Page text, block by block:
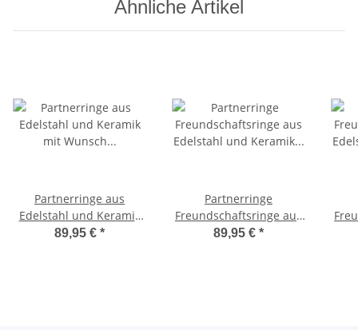
Ähnliche Artikel
Partnerringe aus
Edelstahl und Keramik
mit Wunsch Lasergravur
89,95 € *
Partnerringe
Freundschaftsringe aus
Edelstahl und Keramik
89,95 € *